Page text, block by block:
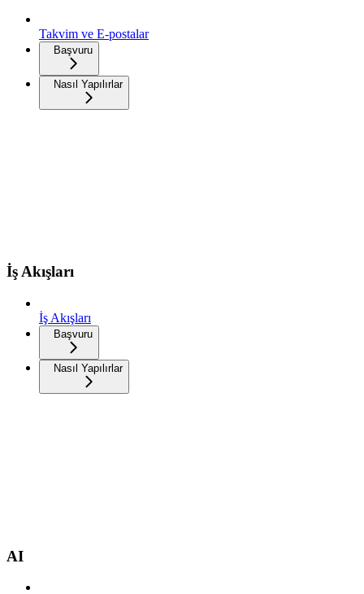
Takvim ve E-postalar
Başvuru
Nasıl Yapılırlar
İş Akışları
İş Akışları
Başvuru
Nasıl Yapılırlar
AI